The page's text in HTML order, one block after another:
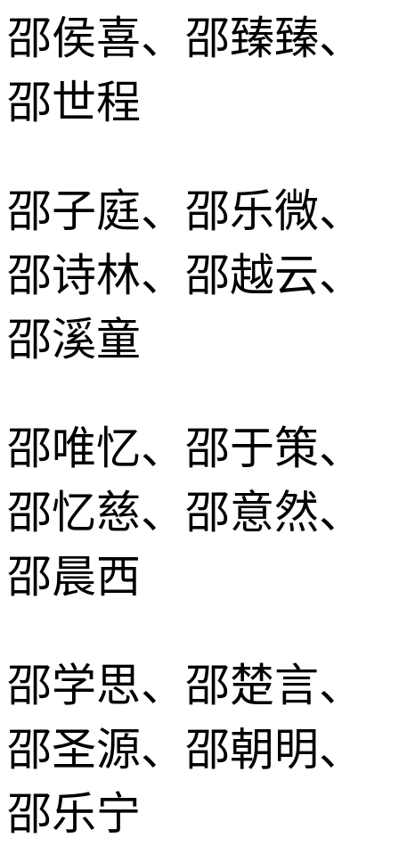
邵侯喜、邵臻臻、
邵世程
邵子庭、邵乐微、
邵诗林、邵越云、
邵溪童
邵唯忆、邵于策、
邵忆慈、邵意然、
邵晨西
邵学思、邵楚言、
邵圣源、邵朝明、
邵乐宁